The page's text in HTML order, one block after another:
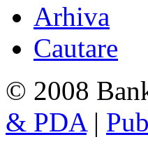
Arhiva
Cautare
© 2008
& PDA|